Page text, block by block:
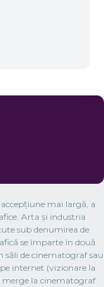
mai largă, a
Arta și industria
sub denumirea de
se împarte în două
săli de cinematograf sau
internet (vizionare la
merge la cinematograf